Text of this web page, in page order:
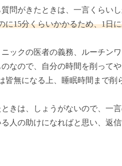
問がきたときは、一言くらい
15分くらいかかるため、1日
ックの医者の義務、ルーチン
なので、自分の時間を削って
無になる上、睡眠時間まで削
きは、しょうがないので、一
人の助けになればと思い、返